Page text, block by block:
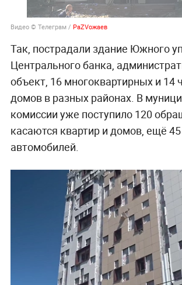
Видео © Телеграм / РаZVожаев
Так, пострадали здание Южного
Центрального банка,
объект, 16 многоквартирных и 14
домов в разных районах. В
комиссии уже поступило 120
касаются квартир и домов, ещё
автомобилей.